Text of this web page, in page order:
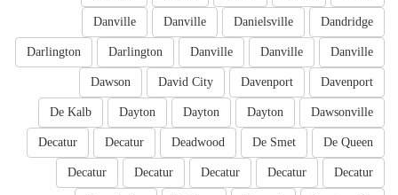
Dandridge
Danielsville
Danville
Danville
Danville
Danville
Danville
Darlington
Darlington
Davenport
Davenport
David City
Dawson
Dawsonville
Dayton
Dayton
Dayton
De Kalb
De Queen
De Smet
Deadwood
Decatur
Decatur
Decatur
Decatur
Decatur
Decatur
Decatur